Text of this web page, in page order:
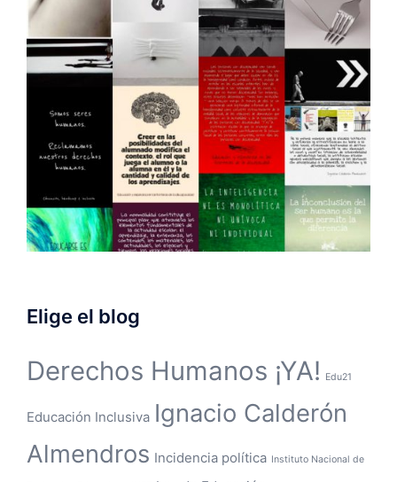
Elige el blog
Derechos Humanos ¡YA! Edu21
Educación Inclusiva Ignacio Calderón
Almendros Incidencia política Instituto Nacional de